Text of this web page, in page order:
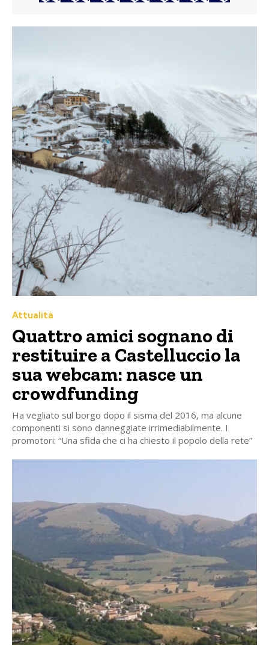
Attualità
Quattro amici sognano di
restituire a Castelluccio la
sua webcam: nasce un
crowdfunding
Ha vegliato sul borgo dopo il sisma del 2016, ma alcune
componenti si sono danneggiate irrimediabilmente. I
promotori: “Una sfida che ci ha chiesto il popolo della rete”